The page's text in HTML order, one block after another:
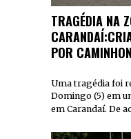
TRAGÉDIA NA
POR
Uma tragédia foi
Domingo (5) em
em Carandaí. De